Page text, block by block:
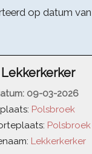
op datum van
09-03-2026
Polsbroek
Polsbroek
Lekkerkerker